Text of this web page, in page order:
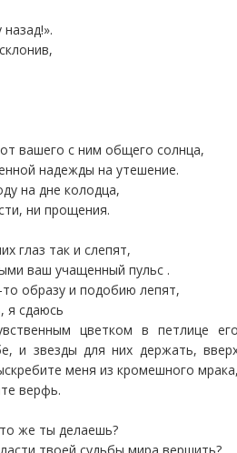
вашего с ним общего солнца,
надежды на утешение.
на дне колодца,
ни прощения.
глаз так и слепят,
ваш учащенный пульс .
образу и подобию лепят,
я сдаюсь
цветком в петлице
и звезды для них держать,
меня из кромешного
верфь.
же ты делаешь?